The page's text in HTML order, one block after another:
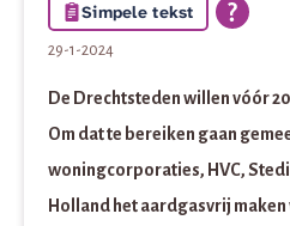
Simpele tekst
29-1-2024
De Drechtsteden willen vóór
Om dat te bereiken gaan
woningcorporaties, HVC,
Holland het aardgasvrij